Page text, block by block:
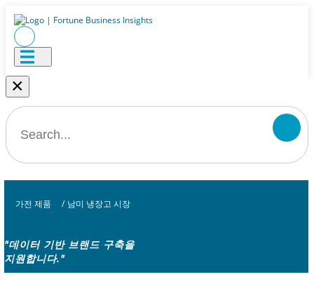
×
가전 ​​제품 / 남미 냉장고 시장
"데이터 기반 브랜드 구축을
지원합니다."